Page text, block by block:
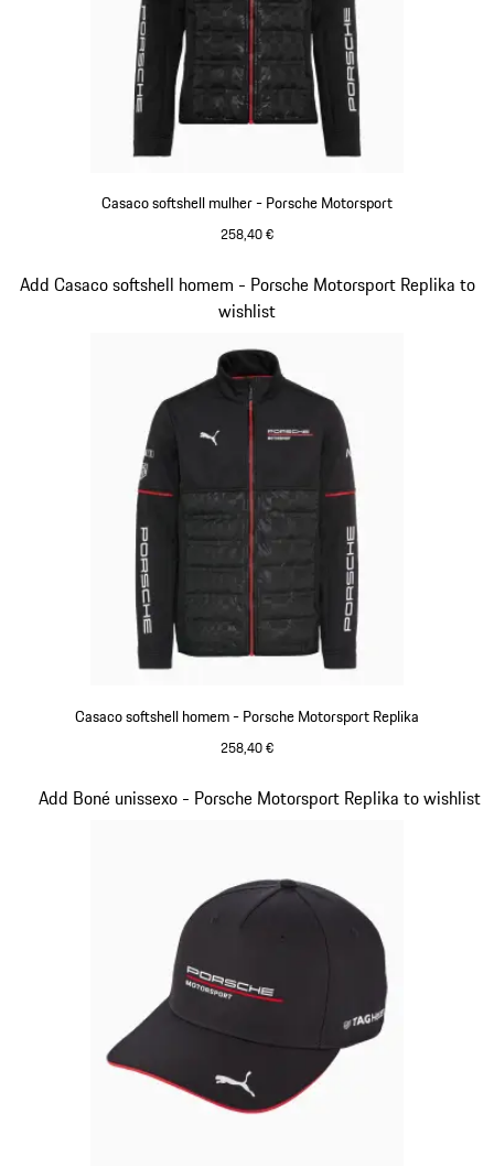
Casaco softshell mulher - Porsche Motorsport
258,40 €
Casaco softshell homem - Porsche Motorsport Replika
258,40 €
Add Casaco softshell homem - Porsche Motorsport Replika to
wishlist
Diapositivo 11 de 20
Add Boné unissexo - Porsche Motorsport Replika to wishlist
Diapositivo 12 de 20